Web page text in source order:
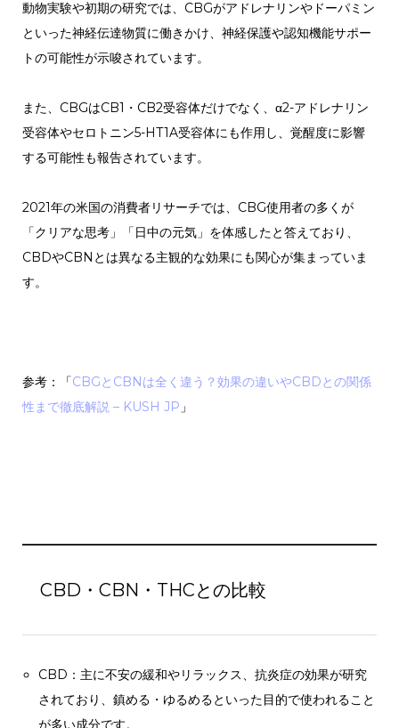
動物実験や初期の研究では、CBGがアドレナリンやドーパミン
といった神経伝達物質に働きかけ、神経保護や認知機能サポー
トの可能性が示唆されています。
また、CBGはCB1・CB2受容体だけでなく、α2-アドレナリン
受容体やセロトニン5-HT1A受容体にも作用し、覚醒度に影響
する可能性も報告されています。
2021年の米国の消費者リサーチでは、CBG使用者の多くが
「クリアな思考」「日中の元気」を体感したと答えており、
CBDやCBNとは異なる主観的な効果にも関心が集まっていま
す。
参考：「CBGとCBNは全く違う？効果の違いやCBDとの関係
性まで徹底解説 – KUSH JP 」
CBD・CBN・THCとの比較
CBD：主に不安の緩和やリラックス、抗炎症の効果が研究
されており、鎮める・ゆるめるといった目的で使われること